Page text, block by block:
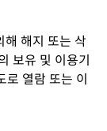
해지 또는 삭
보유 및 이용기
로 열람 또는 이